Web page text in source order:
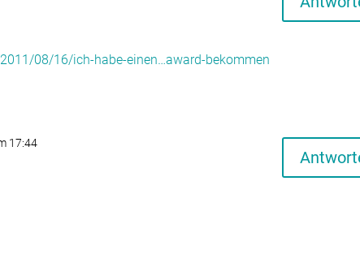
08/16/ich-habe-einen…award-bekommen
17:44